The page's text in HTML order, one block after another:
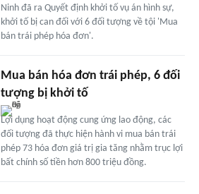
Ninh đã ra Quyết định khởi tố vụ án hình sự,
khởi tố bị can đối với 6 đối tượng về tội 'Mua
bán trái phép hóa đơn'.
Mua bán hóa đơn trái phép, 6 đối
tượng bị khởi tố
Lợi dụng hoạt động cung ứng lao động, các
đối tượng đã thực hiện hành vi mua bán trái
phép 73 hóa đơn giá trị gia tăng nhằm trục lợi
bất chính số tiền hơn 800 triệu đồng.